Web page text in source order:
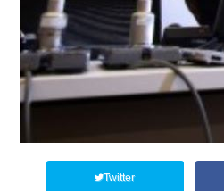
Twitter